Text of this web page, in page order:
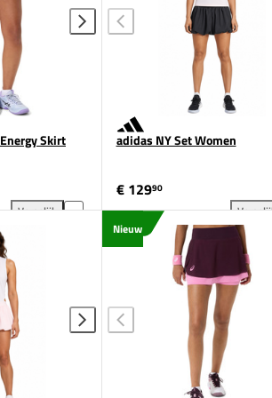
Skirt
Vergelijk
ASICS Match Night Energy Skirt toevoegen aan
adidas NY Set Women
€ 12990
Nieuw